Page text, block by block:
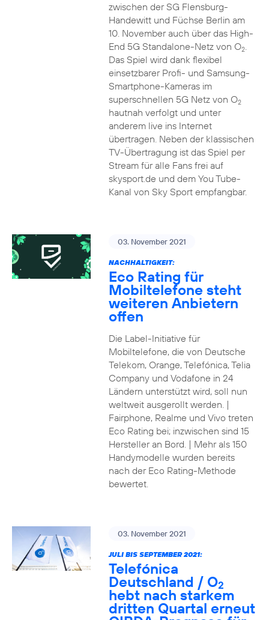
zwischen der SG Flensburg-
Handewitt und Füchse Berlin am
10. November auch über das High-
End 5G Standalone-Netz von O2.
Das Spiel wird dank flexibel
einsetzbarer Profi- und Samsung-
Smartphone-Kameras im
superschnellen 5G Netz von O2
hautnah verfolgt und unter
anderem live ins Internet
übertragen. Neben der klassischen
TV-Übertragung ist das Spiel per
Stream für alle Fans frei auf
skysport.de und dem You Tube-
Kanal von Sky Sport empfangbar.
03. November 2021
NACHHALTIGKEIT:
Eco Rating für
Mobiltelefone steht
weiteren Anbietern
offen
Die Label-Initiative für
Mobiltelefone, die von Deutsche
Telekom, Orange, Telefónica, Telia
Company und Vodafone in 24
Ländern unterstützt wird, soll nun
weltweit ausgerollt werden. |
Fairphone, Realme und Vivo treten
Eco Rating bei; inzwischen sind 15
Hersteller an Bord. | Mehr als 150
Handymodelle wurden bereits
nach der Eco Rating-Methode
bewertet.
03. November 2021
JULI BIS SEPTEMBER 2021:
Telefónica
Deutschland / O2
hebt nach starkem
dritten Quartal erneut